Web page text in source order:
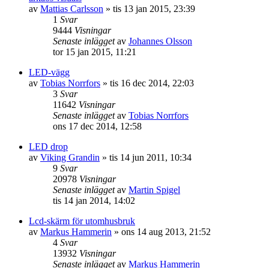
av Mattias Carlsson » tis 13 jan 2015, 23:39
1 Svar
9444 Visningar
Senaste inläggetav Johannes Olsson
tor 15 jan 2015, 11:21
LED-vägg
av Tobias Norrfors » tis 16 dec 2014, 22:03
3 Svar
11642 Visningar
Senaste inläggetav Tobias Norrfors
ons 17 dec 2014, 12:58
LED drop
av Viking Grandin » tis 14 jun 2011, 10:34
9 Svar
20978 Visningar
Senaste inläggetav Martin Spigel
tis 14 jan 2014, 14:02
Lcd-skärm för utomhusbruk
av Markus Hammerin » ons 14 aug 2013, 21:52
4 Svar
13932 Visningar
Senaste inläggetav Markus Hammerin